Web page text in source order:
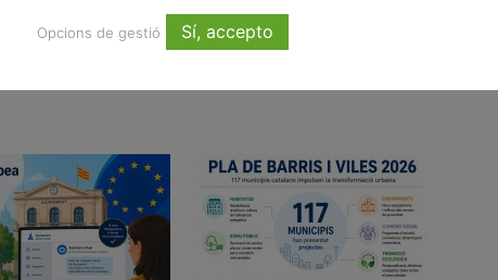
persones refugiades i un habitatge per a una
Opcions de gestió Sí, accepto